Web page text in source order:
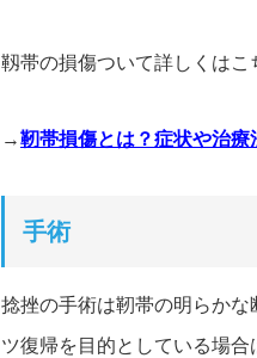
靱帯の損傷ついて詳しくはこ
→靭帯損傷とは？症状や治療
手術
捻挫の手術は靭帯の明らかな
ツ復帰を目的としている場合